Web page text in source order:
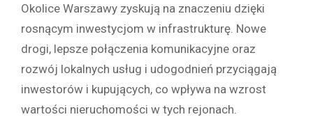
Okolice Warszawy zyskują na znaczeniu dzięki
rosnącym inwestycjom w infrastrukturę. Nowe
drogi, lepsze połączenia komunikacyjne oraz
rozwój lokalnych usług i udogodnień przyciągają
inwestorów i kupujących, co wpływa na wzrost
wartości nieruchomości w tych rejonach.